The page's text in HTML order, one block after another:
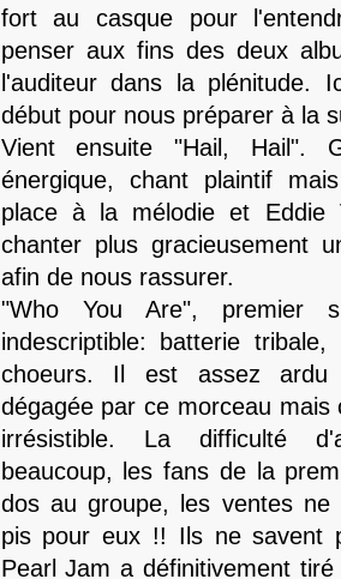
fort au casque pour
penser aux fins des deux
l'auditeur dans la plénitude.
début pour nous préparer à la
Vient ensuite "Hail, Hail".
énergique, chant plaintif
place à la mélodie et Eddie
chanter plus gracieusement
afin de nous rassurer.
"Who You Are", premier
indescriptible: batterie
choeurs. Il est assez ardu
dégagée par ce morceau
irrésistible. La difficulté
beaucoup, les fans de la
dos au groupe, les ventes ne
pis pour eux !! Ils ne savent
Pearl Jam a définitivement